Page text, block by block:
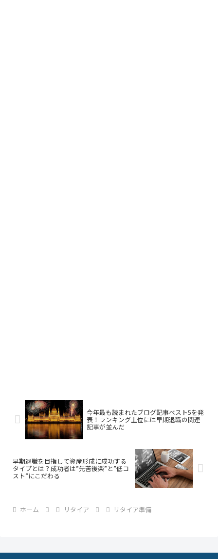
今年最も読まれたブログ記事ベスト5を発
表！ランキング上位には早期退職の関連
記事が並んだ
早期退職を目指して資産形成に成功する
タイプとは？成功者は”先苦後楽”と”低コ
スト”にこだわる
ホーム リタイア リタイア準備